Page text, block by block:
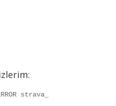
strava_info should